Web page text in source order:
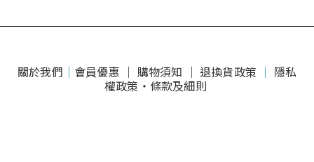
關於我們 會員優惠 ｜ 購物須知 ｜ 退換貨政策
隱私
權政策・條款及細則